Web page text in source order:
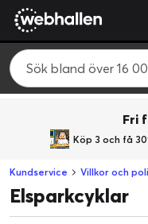
Fri
Köp 3 och få
Kundservice Villkor och
Elsparkcyklar